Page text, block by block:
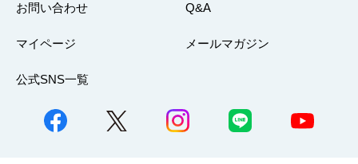
お問い合わせ Q&A
マイページ メールマガジン
公式SNS一覧